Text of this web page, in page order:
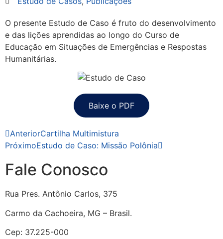
O presente Estudo de Caso é fruto do desenvolvimento
e das lições aprendidas ao longo do Curso de
Educação em Situações de Emergências e Respostas
Humanitárias.
Baixe o PDF
AnteriorCartilha Multimistura
PróximoEstudo de Caso: Missão Polônia
Fale Conosco
Rua Pres. Antônio Carlos, 375
Carmo da Cachoeira, MG – Brasil.
Cep: 37.225-000